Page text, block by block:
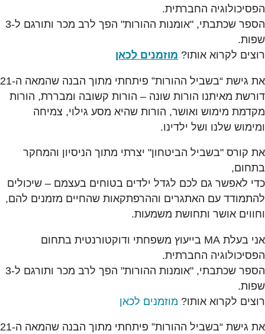
הפסיכולוגיה החברתית.
הספר שכתבתי, "אומנות ההורות" הפך לרב מכר ותורגם ל-3
שפות.
רוצים לקרוא אותו? מוזמנים לכאן
את גישת “בשביל ההורות” פיתחתי מתוך הבנה שהמאה ה-21
דורשת מאיתנו הורות שונה – הורות קשובה ומבררת, הורות
מקדמת מימוש ואושר, הורות שהיא מסע גילוי, צמיחה
ומימוש שלנו ושל ילדינו.
את קורס "בשביל הביטחון" יצרתי מתוך הניסיון והמחקר
בתחום,
כדי לאפשר גם לכם לגדל ילדים בטוחים בעצמם – שיכולים
להתמודד עם האתגרים וההרפתקאות שהחיים מזמנים להם,
וחווים אושר ותחושת משמעות.
אני בעלת MA בייעוץ משפחתי ודוקטורנטית בתחום
הפסיכולוגיה החברתית.
הספר שכתבתי, "אומנות ההורות" הפך לרב מכר ותורגם ל-3
שפות.
רוצים לקרוא אותו? מוזמנים לכאן
את גישת “בשביל ההורות” פיתחתי מתוך הבנה שהמאה ה-21